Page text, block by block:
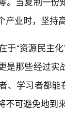
产业时，坚持
于“资源民主
是那些经过
、学习者都
不可避免地到